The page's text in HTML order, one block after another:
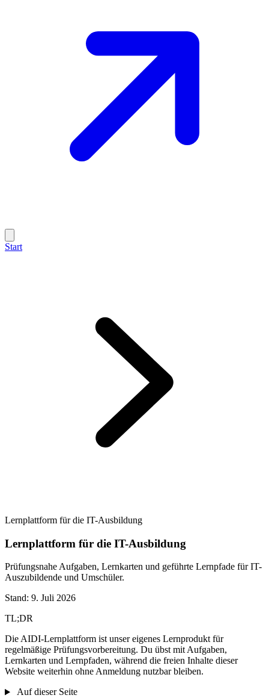
Start
Lernplattform für die IT-Ausbildung
Lernplattform für die IT-Ausbildung
Prüfungsnahe Aufgaben, Lernkarten und geführte Lernpfade für IT-
Auszubildende und Umschüler.
Stand: 9. Juli 2026
TL;DR
Die AIDI-Lernplattform ist unser eigenes Lernprodukt für
regelmäßige Prüfungsvorbereitung. Du übst mit Aufgaben,
Lernkarten und Lernpfaden, während die freien Inhalte dieser
Website weiterhin ohne Anmeldung nutzbar bleiben.
Auf dieser Seite